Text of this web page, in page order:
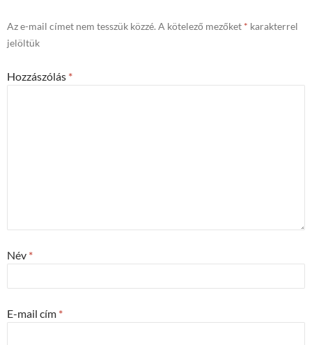
Az e-mail címet nem tesszük közzé. A kötelező mezőket * karakterrel
jelöltük
Hozzászólás *
Név *
E-mail cím *